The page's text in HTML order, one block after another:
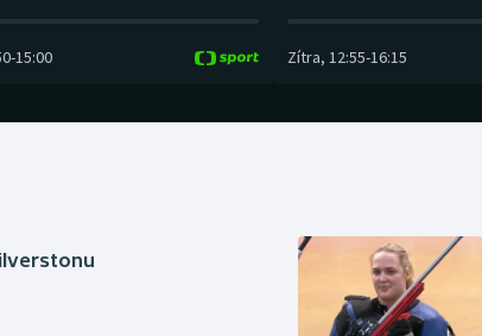
-15:00 Zítra, 12:55-16:15